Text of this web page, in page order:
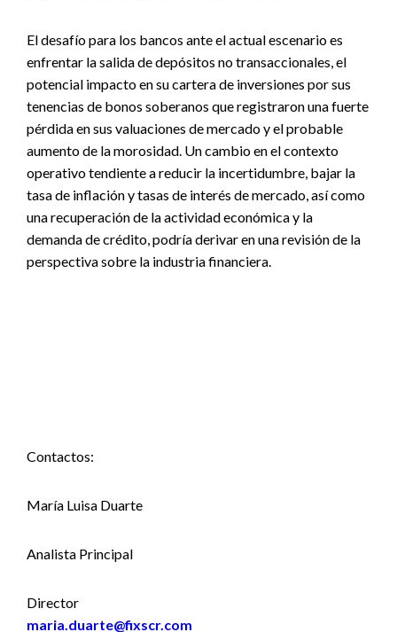
El desafío para los bancos ante el actual escenario es
enfrentar la salida de depósitos no transaccionales, el
potencial impacto en su cartera de inversiones por sus
tenencias de bonos soberanos que registraron una fuerte
pérdida en sus valuaciones de mercado y el probable
aumento de la morosidad. Un cambio en el contexto
operativo tendiente a reducir la incertidumbre, bajar la
tasa de inflación y tasas de interés de mercado, así como
una recuperación de la actividad económica y la
demanda de crédito, podría derivar en una revisión de la
perspectiva sobre la industria financiera.
Contactos:
María Luisa Duarte
Analista Principal
Director
maria.duarte@fixscr.com